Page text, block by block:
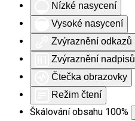
Nízké nasycení
Vysoké nasycení
Zvýraznění odkazů
Zvýraznění nadpisů
Čtečka obrazovky
Režim čtení
Škálování obsahu 100%